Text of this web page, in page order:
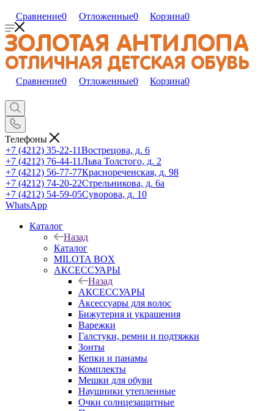
Сравнение0 Отложенные0 Корзина0
Сравнение0 Отложенные0 Корзина0
Телефоны
+7 (4212) 35-22-11Вострецова, д. 6
+7 (4212) 76-44-11Льва Толстого, д. 2
+7 (4212) 56-77-77Краснореченская, д. 98
+7 (4212) 74-20-22Стрельникова, д. 6а
+7 (4212) 54-59-05Суворова, д. 10
WhatsApp
Каталог
Назад
Каталог
MILOTA BOX
АКСЕССУАРЫ
Назад
АКСЕССУАРЫ
Аксессуары для волос
Бижутерия и украшения
Варежки
Галстуки, ремни и подтяжки
Зонты
Кепки и панамы
Комплекты
Мешки для обуви
Наушники утепленные
Очки солнцезащитные